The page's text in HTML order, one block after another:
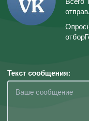
Текст сообщения: